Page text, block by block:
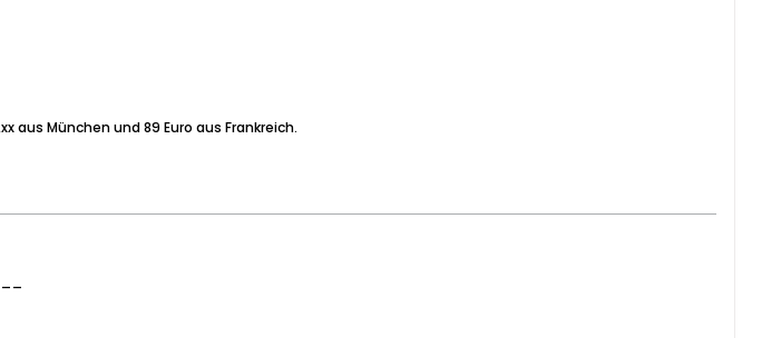
aus München und 89 Euro aus Frankreich.